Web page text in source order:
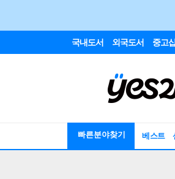
국내도서 외국도서 중고
빠른분야찾기 베스트